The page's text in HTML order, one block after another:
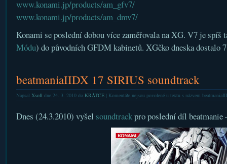
www.konami.jp/products/am_gfv7/
www.konami.jp/products/am_dmv7/
Konami se poslední dobou více zaměřovala na XG. V7 je spíš
Módu) do původních GFDM kabinetů. XGčko dneska dostalo
beatmaniaIIDX 17 SIRIUS soundtrack
Napsal Xsoftdne 24. 3. 2010 do KRÁTCE| Komentáře nejsou povolenéu textu s názvem
Dnes (24.3.2010) vyšel soundtrackpro poslední díl beatmanie